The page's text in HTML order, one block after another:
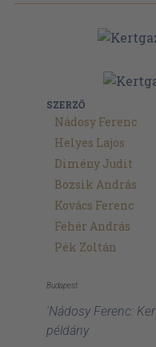
SZERZŐ
Nádosy Ferenc
Helyes Lajos
Dimény Judit
Bozsik András
Kovács Ferenc
Fehér András
Pék Zoltán
Budapest
'Nádosy Ferenc:
példány